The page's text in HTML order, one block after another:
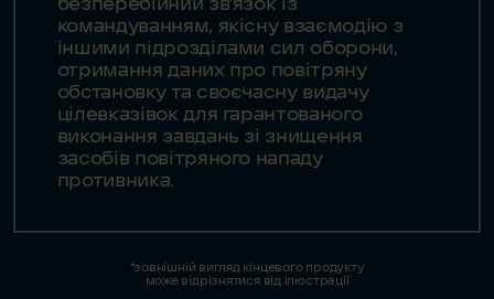
командуванням, якісну взаємодію з
іншими підрозділами сил оборони,
отримання даних про повітряну
обстановку та своєчасну видачу
цілевказівок для гарантованого
виконання завдань зі знищення
засобів повітряного нападу
противника.
*зовнішній вигляд кінцевого продукту
може відрізнятися від ілюстрації